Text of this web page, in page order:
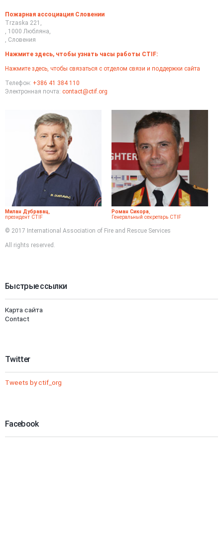
Пожарная ассоциация Словении
Trzaska 221,
, 1000 Любляна,
, Словения
Нажмите здесь, чтобы узнать часы работы CTIF:
Нажмите здесь, чтобы связаться с отделом связи и поддержки сайта
Телефон: +386 41 384 110
Электронная почта: contact@ctif.org
Милан Дубравац,
президент CTIF
Роман Сикора,
Генеральный секретарь CTIF
© 2017 International Association of Fire and Rescue Services
All rights reserved.
Быстрые ссылки
Карта сайта
Contact
Twitter
Tweets by ctif_org
Facebook